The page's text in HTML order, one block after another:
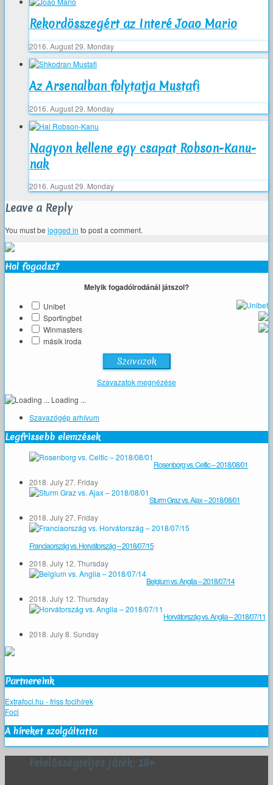
Rekordösszegért az Interé Joao Mario
2016. August 29. Monday
Az Arsenalban folytatja Mustafi
2016. August 29. Monday
Nagyon kellene egy csapat Robson-Kanu-
nak
2016. August 29. Monday
Leave a Reply
You must be logged in to post a comment.
Hol fogadsz?
Melyik fogadóirodánál játszol?
Unibet
Sportingbet
Winmasters
másik iroda
Szavazatok megnézése
Loading ...
Szavazógép arhívum
Legfrissebb elemzések
Rosenborg vs. Celtic – 2018/08/01
2018. July 27. Friday
Sturm Graz vs. Ajax – 2018/08/01
2018. July 27. Friday
Franciaország vs. Horvátország – 2018/07/15
2018. July 12. Thursday
Belgium vs. Anglia – 2018/07/14
2018. July 12. Thursday
Horvátország vs. Anglia – 2018/07/11
2018. July 8. Sunday
Partnereink
Extrafoci.hu - friss focihírek
Foci
A híreket szolgáltatta
Felelősségteljes játék: 18+